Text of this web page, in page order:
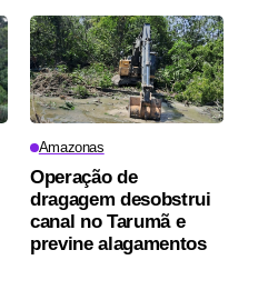
Amazonas
Operação de
dragagem desobstrui
canal no Tarumã e
previne alagamentos